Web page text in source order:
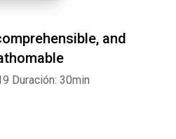
and
Duración: 30min